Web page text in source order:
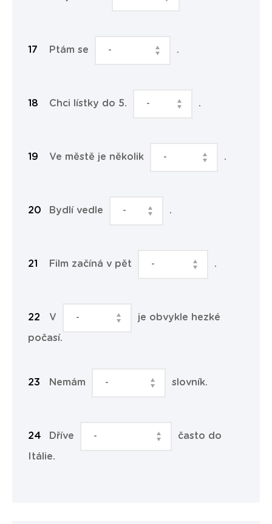
Ptám se .
Chci lístky do 5. .
Ve městě je několik .
Bydlí vedle .
Film začíná v pět .
V je obvykle hezké
počasí.
Nemám slovník.
Dříve často do
Itálie.